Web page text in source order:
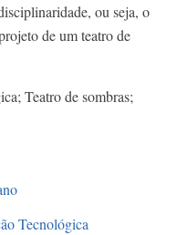
ou seja, o
de um teatro de
Teatro de sombras;
Tecnológica